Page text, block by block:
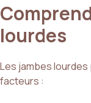
lourdes
Les jambes
facteurs :